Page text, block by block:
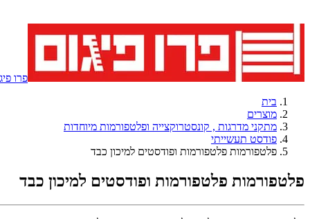
פרו פיגום -
בית
מוצרים
מתקני מדרגות , קונסטרוקצייה ופלטפורמות מיוחדות
פודסט תעשייתי
פלטפורמות פלטפורמות ופודסטים למיכון כבד
פלטפורמות פלטפורמות ופודסטים למיכון כבד